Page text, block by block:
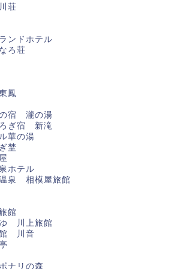
荘
ンドホテル
ろ荘
鳳
宿 瀧の湯
ぎ宿 新滝
華の湯
埜
ホテル
泉 相模屋旅館
館
川上旅館
川音
ナリの森